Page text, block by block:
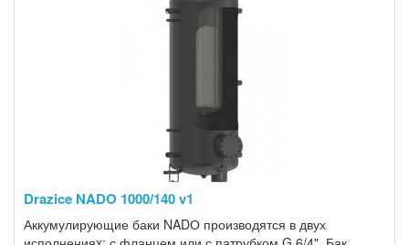
Drazice NADO 1000/140 v1
Аккумулирующие баки NADО производятся в двух